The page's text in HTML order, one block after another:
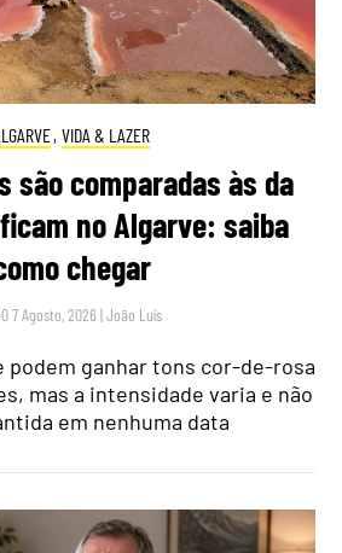
, VIDA & LAZER
são comparadas às da
no Algarve: saiba
chegar
7 Agosto, 2026 |João Luís
podem ganhar tons cor-de-rosa
mas a intensidade varia e não
em nenhuma data